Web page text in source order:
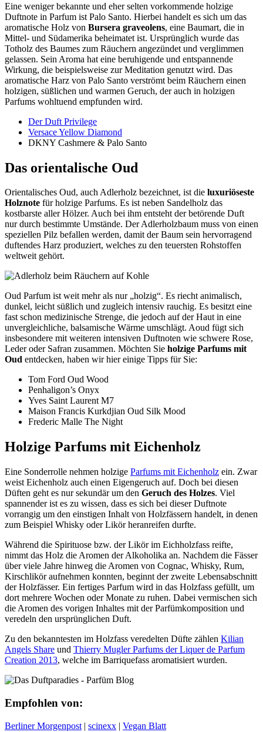
Eine weniger bekannte und eher selten vorkommende holzige
Duftnote in Parfum ist Palo Santo. Hierbei handelt es sich um das
aromatische Holz von Bursera graveolens, eine Baumart, die in
Mittel- und Südamerika beheimatet ist. Ursprünglich wurde das
Totholz des Baumes zum Räuchern angezündet und verglimmen
gelassen. Sein Aroma hat eine beruhigende und entspannende
Wirkung, die beispielsweise zur Meditation genutzt wird. Das
aromatische Harz von Palo Santo verströmt beim Räuchern einen
holzigen, süßlichen und warmen Geruch, der auch in holzigen
Parfums wohltuend empfunden wird.
Der Duft Privilege
Versace Yellow Diamond
DKNY Cashmere & Palo Santo
Das orientalische Oud
Orientalisches Oud, auch Adlerholz bezeichnet, ist die luxuriöseste
Holznote für holzige Parfums. Es ist neben Sandelholz das
kostbarste aller Hölzer. Auch bei ihm entsteht der betörende Duft
nur durch bestimmte Umstände. Der Adlerholzbaum muss von einen
speziellen Pilz befallen werden, damit der Baum sein hervorragend
duftendes Harz produziert, welches zu den teuersten Rohstoffen
weltweit gehört.
Oud Parfum ist weit mehr als nur „holzig“. Es riecht animalisch,
dunkel, leicht süßlich und zugleich intensiv rauchig. Es besitzt eine
fast schon medizinische Strenge, die jedoch auf der Haut in eine
unvergleichliche, balsamische Wärme umschlägt. Aoud fügt sich
insbesondere mit weiteren intensiven Duftnoten wie schwere Rose,
Leder oder Safran zusammen. Möchten Sie holzige Parfums mit
Oud entdecken, haben wir hier einige Tipps für Sie:
Tom Ford Oud Wood
Penhaligon’s Onyx
Yves Saint Laurent M7
Maison Francis Kurkdjian Oud Silk Mood
Frederic Malle The Night
Holzige Parfums mit Eichenholz
Eine Sonderrolle nehmen holzige Parfums mit Eichenholz ein. Zwar
weist Eichenholz auch einen Eigengeruch auf. Doch bei diesen
Düften geht es nur sekundär um den Geruch des Holzes. Viel
spannender ist es zu wissen, dass es sich bei dieser Duftnote
vorrangig um den einstigen Inhalt von Holzfässern handelt, in denen
zum Beispiel Whisky oder Likör heranreifen durfte.
Während die Spirituose bzw. der Likör im Eichholzfass reifte,
nimmt das Holz die Aromen der Alkoholika an. Nachdem die Fässer
über viele Jahre hinweg die Aromen von Cognac, Whisky, Rum,
Kirschlikör aufnehmen konnten, beginnt der zweite Lebensabschnitt
der Holzfässer. Ein fertiges Parfum wird in das Holzfass gefüllt, um
dort mehrere Wochen oder Monate zu ruhen. Dabei vermischen sich
die Aromen des vorigen Inhaltes mit der Parfümkomposition und
veredeln den ursprünglichen Duft.
Zu den bekanntesten im Holzfass veredelten Düfte zählen Kilian
Angels Share und Thierry Mugler Parfums der Liquer de Parfum
Creation 2013, welche im Barriquefass aromatisiert wurden.
Empfohlen von:
Berliner Morgenpost | scinexx | Vegan Blatt